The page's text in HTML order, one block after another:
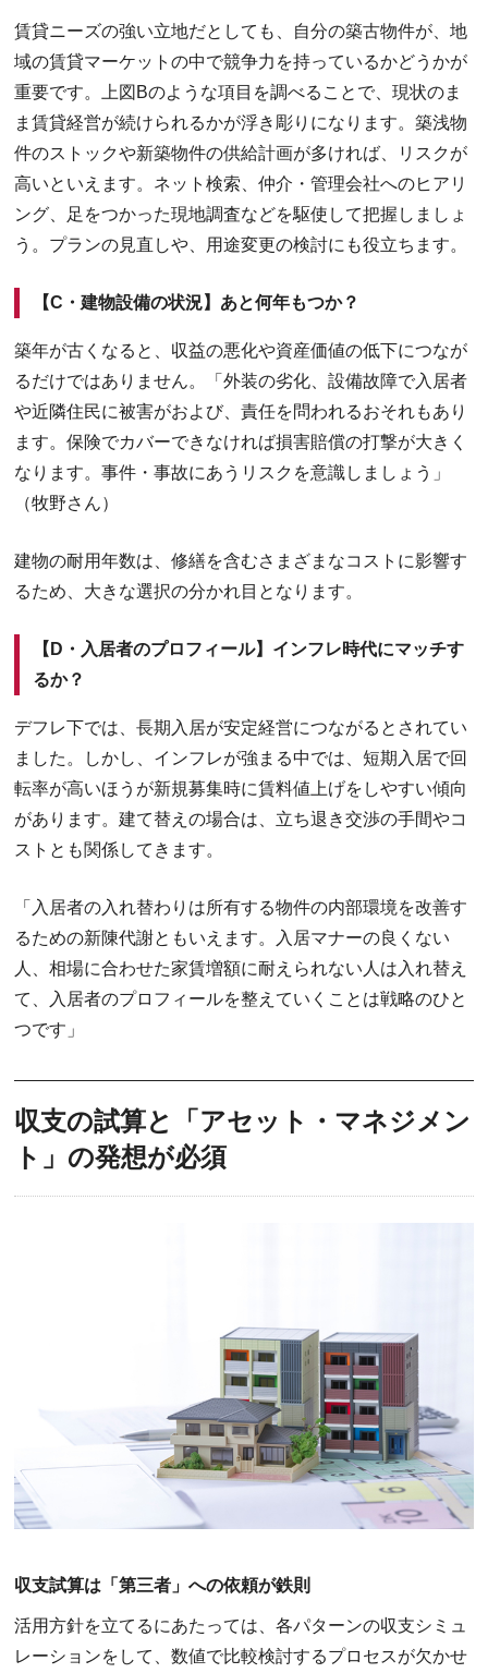
賃貸ニーズの強い立地だとしても、自分の築古物件が、地
域の賃貸マーケットの中で競争力を持っているかどうかが
重要です。上図Bのような項目を調べることで、現状のま
ま賃貸経営が続けられるかが浮き彫りになります。築浅物
件のストックや新築物件の供給計画が多ければ、リスクが
高いといえます。ネット検索、仲介・管理会社へのヒアリ
ング、足をつかった現地調査などを駆使して把握しましょ
う。プランの見直しや、用途変更の検討にも役立ちます。
【C・建物設備の状況】あと何年もつか？
築年が古くなると、収益の悪化や資産価値の低下につなが
るだけではありません。「外装の劣化、設備故障で入居者
や近隣住民に被害がおよび、責任を問われるおそれもあり
ます。保険でカバーできなければ損害賠償の打撃が大きく
なります。事件・事故にあうリスクを意識しましょう」
（牧野さん）
建物の耐用年数は、修繕を含むさまざまなコストに影響す
るため、大きな選択の分かれ目となります。
【D・入居者のプロフィール】インフレ時代にマッチす
るか？
デフレ下では、長期入居が安定経営につながるとされてい
ました。しかし、インフレが強まる中では、短期入居で回
転率が高いほうが新規募集時に賃料値上げをしやすい傾向
があります。建て替えの場合は、立ち退き交渉の手間やコ
ストとも関係してきます。
「入居者の入れ替わりは所有する物件の内部環境を改善す
るための新陳代謝ともいえます。入居マナーの良くない
人、相場に合わせた家賃増額に耐えられない人は入れ替え
て、入居者のプロフィールを整えていくことは戦略のひと
つです」
収支の試算と「アセット・マネジメン
ト」の発想が必須
収支試算は「第三者」への依頼が鉄則
活用方針を立てるにあたっては、各パターンの収支シミュ
レーションをして、数値で比較検討するプロセスが欠かせ